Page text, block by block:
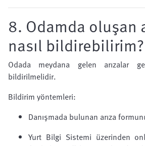
8. Odamda oluşan
nasıl bildirebilirim?
Odada meydana gelen arızalar
bildirilmelidir.
Bildirim yöntemleri:
Danışmada bulunan arıza
Yurt Bilgi Sistemi üzerinden